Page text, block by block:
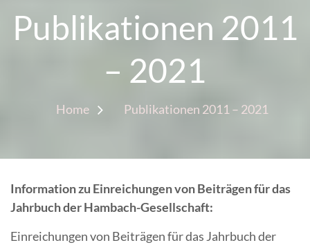
Publikationen 2011
– 2021
Home Publikationen 2011 – 2021
Information zu Einreichungen von Beiträgen für das
Jahrbuch der Hambach-Gesellschaft:
Einreichungen von Beiträgen für das Jahrbuch der